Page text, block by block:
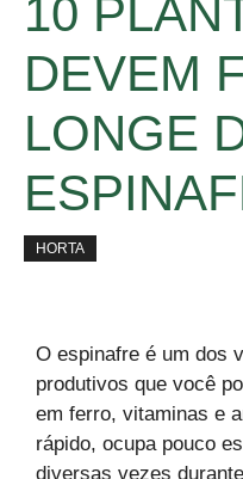
10
DEVEM
LONGE
HORTA
O espinafre é um dos
produtivos que você
em ferro, vitaminas e
rápido, ocupa pouco
diversas vezes